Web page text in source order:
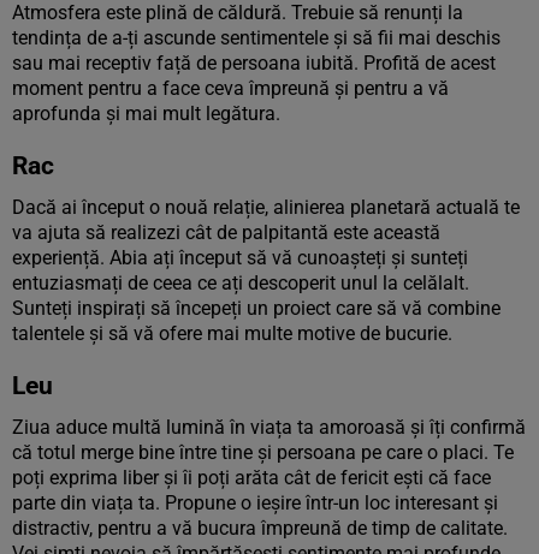
Atmosfera este plină de căldură. Trebuie să renunți la
tendința de a-ți ascunde sentimentele și să fii mai deschis
sau mai receptiv față de persoana iubită. Profită de acest
moment pentru a face ceva împreună și pentru a vă
aprofunda și mai mult legătura.
Rac
Dacă ai început o nouă relație, alinierea planetară actuală te
va ajuta să realizezi cât de palpitantă este această
experiență. Abia ați început să vă cunoașteți și sunteți
entuziasmați de ceea ce ați descoperit unul la celălalt.
Sunteți inspirați să începeți un proiect care să vă combine
talentele și să vă ofere mai multe motive de bucurie.
Leu
Ziua aduce multă lumină în viața ta amoroasă și îți confirmă
că totul merge bine între tine și persoana pe care o placi. Te
poți exprima liber și îi poți arăta cât de fericit ești că face
parte din viața ta. Propune o ieșire într-un loc interesant și
distractiv, pentru a vă bucura împreună de timp de calitate.